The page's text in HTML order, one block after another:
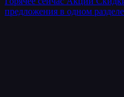
предложения в одном